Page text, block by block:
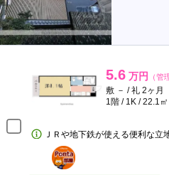
5.6 万円 （管
敷 － / 礼 2ヶ月
1階 / 1K / 22.1㎡
ＪＲや地下鉄が使える便利な
ポンタ
部屋